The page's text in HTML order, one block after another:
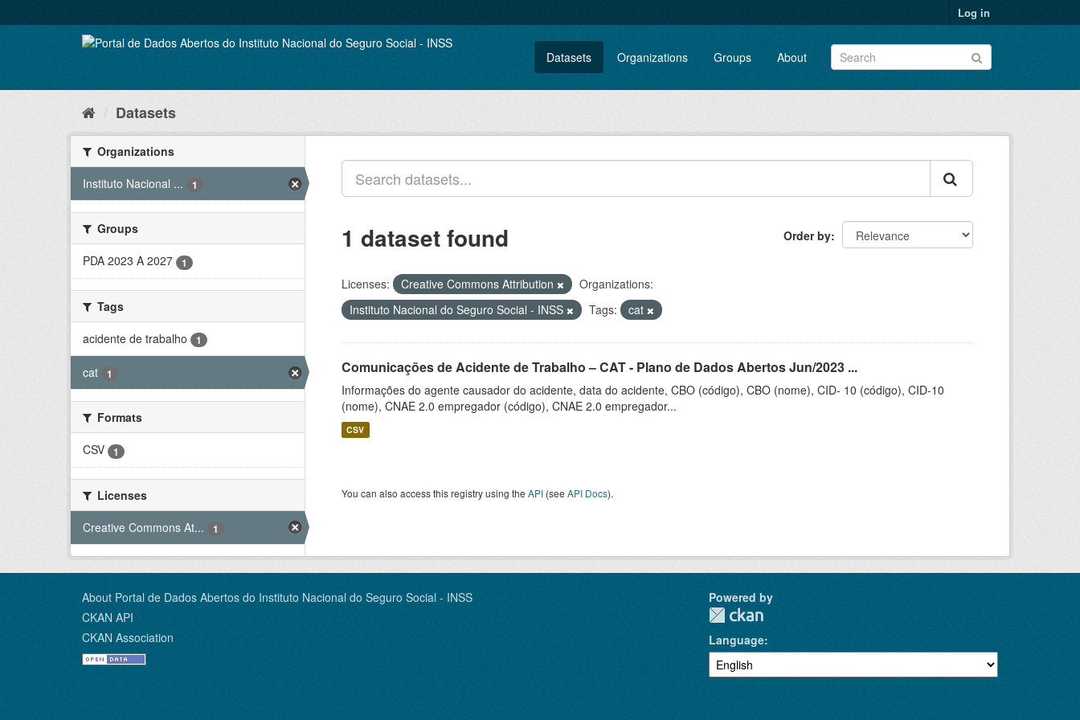
to
Log in
Datasets Organizations Groups About
Datasets
Organizations
Instituto Nacional ...
1
Groups
PDA 2023 A 2027
1
Tags
acidente de trabalho
1
cat 1
Formats
CSV
1
Licenses
Creative Commons At...
1
Order by
1 dataset found
Licenses: Creative Commons Attribution
Organizations:
Instituto Nacional do Seguro Social - INSS
Tags: cat
Comunicações de Acidente de Trabalho – CAT - Plano de Dados Abertos Jun/2023 ...
Informações do agente causador do acidente, data do acidente, CBO (código), CBO (nome), CID- 10 (código), CID-10
(nome), CNAE 2.0 empregador (código), CNAE 2.0 empregador...
CSV
You can also access this registry using the API (see API Docs).
About Portal de Dados Abertos do Instituto Nacional do Seguro Social - INSS
CKAN API
CKAN Association
Powered by
Language